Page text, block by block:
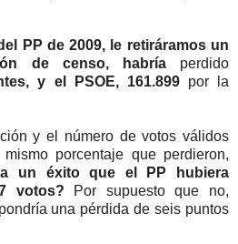
PP de 2009, le retiráramos un
de censo, habría perdido
y el PSOE, 161.899por la
y el número de votos válidos
porcentaje que perdieron,
un éxito que el PP hubiera
votos? Por supuesto que no,
una pérdida de seis puntos